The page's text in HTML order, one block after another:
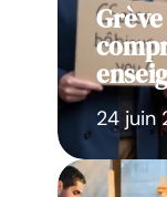
24 juin